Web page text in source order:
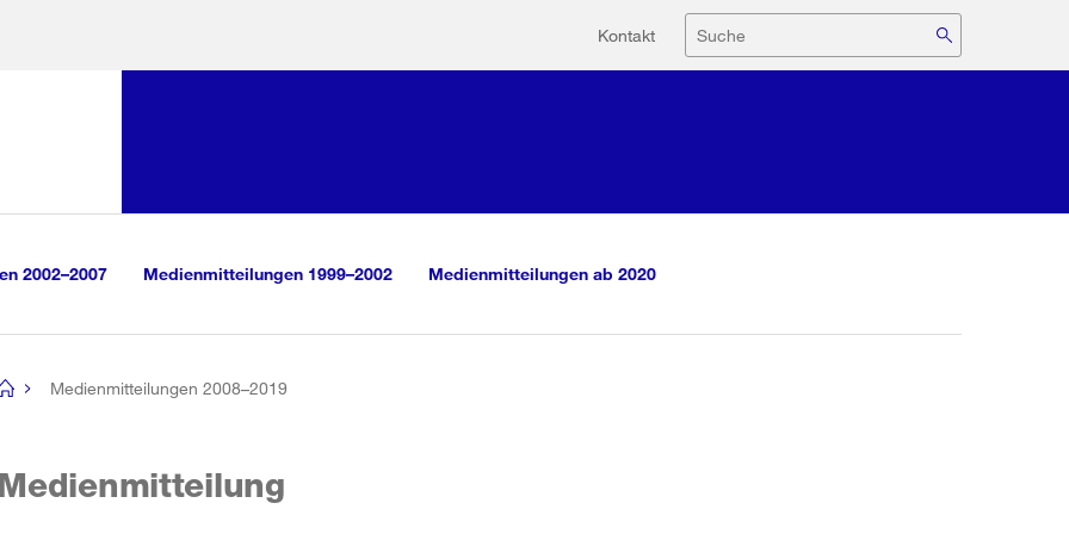
Hilfsnavigation
Kontakt Suche
2002–2007 Medienmitteilungen 1999–2002 Medienmitteilungen ab 2020
Medienmitteilungen 2008–2019